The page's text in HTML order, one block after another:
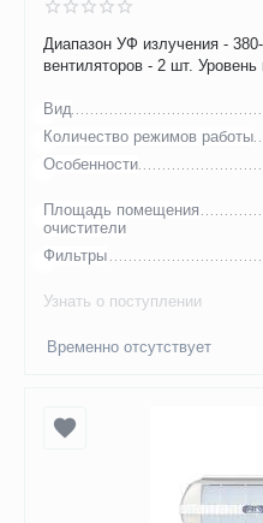
Диапазон УФ излучения -
вентиляторов - 2 шт.
Вид
Количество режимов работы
Особенности
Площадь помещения
очистители
Фильтры
Узнать о поступлении
Временно отсутствует